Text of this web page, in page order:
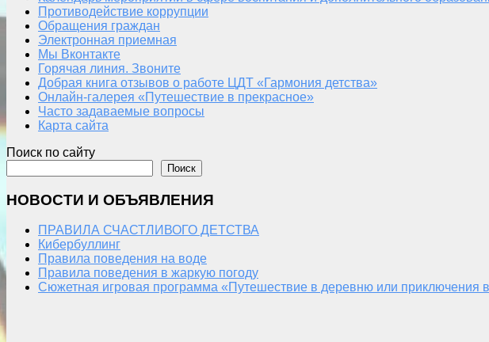
Противодействие коррупции
Обращения граждан
Электронная приемная
Мы Вконтакте
Горячая линия. Звоните
Добрая книга отзывов о работе ЦДТ «Гармония детства»
Онлайн-галерея «Путешествие в прекрасное»
Часто задаваемые вопросы
Карта сайта
Поиск по сайту
Поиск
НОВОСТИ И ОБЪЯВЛЕНИЯ
ПРАВИЛА СЧАСТЛИВОГО ДЕТСТВА
Кибербуллинг
Правила поведения на воде
Правила поведения в жаркую погоду
Сюжетная игровая программа «Путешествие в деревню или приключения